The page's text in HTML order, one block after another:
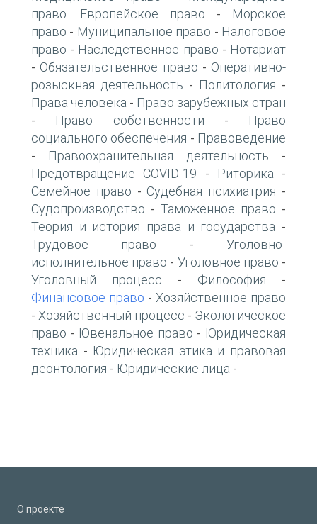
право. Европейское право -
Морское
право - Муниципальное право - Налоговое
право - Наследственное право - Нотариат
- Обязательственное право - Оперативно-
розыскная деятельность - Политология -
Права человека - Право зарубежных стран
- Право собственности -
Право
социального обеспечения - Правоведение
- Правоохранительная деятельность -
Предотвращение COVID-19 - Риторика -
Семейное право - Судебная психиатрия -
Судопроизводство - Таможенное право -
Теория и история права и государства -
Трудовое право -Уголовно-
исполнительное право - Уголовное право -
Уголовный процесс - Философия -
Финансовое право - Хозяйственное право
- Хозяйственный процесс - Экологическое
право - Ювенальное право - Юридическая
техника - Юридическая этика и правовая
деонтология - Юридические лица -
О проекте